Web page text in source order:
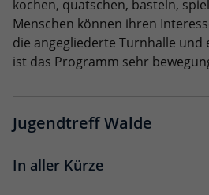
kochen, quatschen, basteln,
Menschen können ihren
die angegliederte Turnhalle und
ist das Programm sehr
Jugendtreff Walde
In aller Kürze